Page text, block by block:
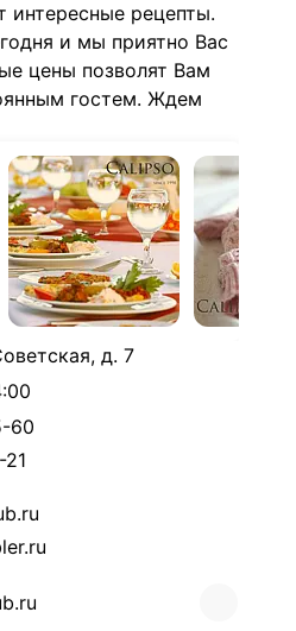
интересные рецепты.
и мы приятно Вас
цены позволят Вам
гостем. Ждем
д. 7
60